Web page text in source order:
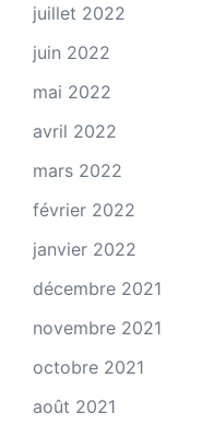
juillet 2022
juin 2022
mai 2022
avril 2022
mars 2022
février 2022
janvier 2022
décembre 2021
novembre 2021
octobre 2021
août 2021